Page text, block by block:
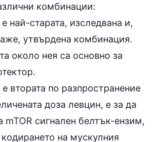
комбинации:
най-старата, изследвана и,
утвърдена комбинация.
около нея са основно за
втората по разпространение
доза левцин, е за да
mTOR сигнален белтък-ензим,
кодирането на мускулния